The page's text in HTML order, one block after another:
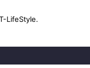
LifeStyle.